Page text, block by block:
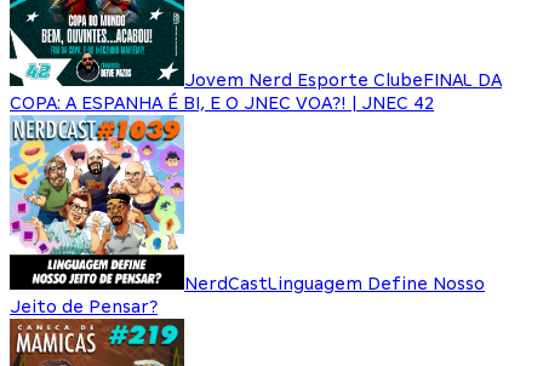
Jovem Nerd Esporte ClubeFINAL DA
COPA: A ESPANHA É BI, E O JNEC VOA?! | JNEC 42
NerdCastLinguagem Define Nosso
Jeito de Pensar?